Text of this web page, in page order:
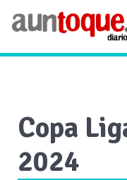
Copa
2024